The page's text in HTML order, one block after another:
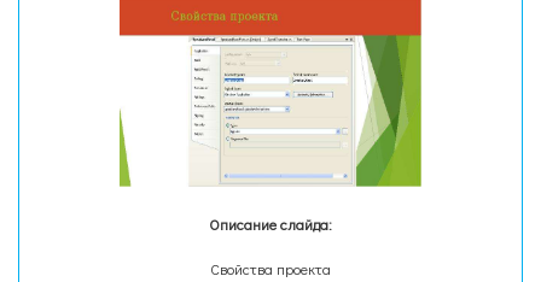
Описание слайда:
Свойства проекта